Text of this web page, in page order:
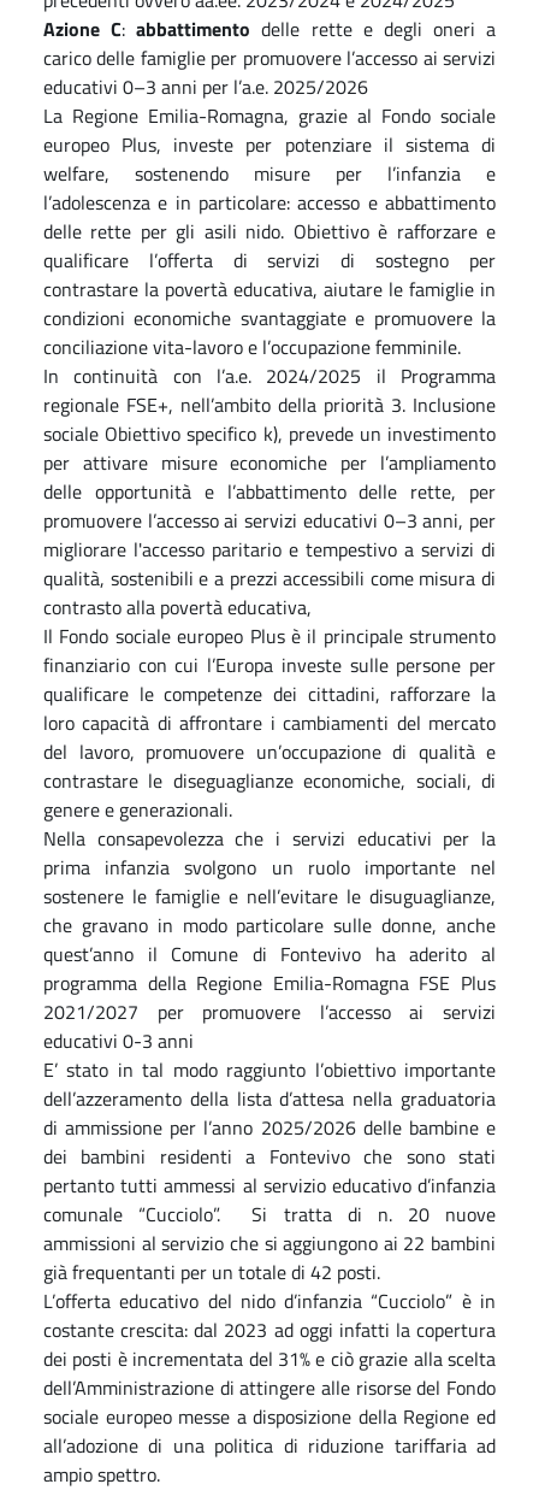
Azione C:abbattimento delle rette e degli oneri a
carico delle famiglie per promuovere l’accesso ai servizi
educativi 0–3 anni per l’a.e. 2025/2026
La Regione Emilia-Romagna, grazie al Fondo sociale
europeo Plus, investe per potenziare il sistema di
welfare, sostenendo misure per l’infanzia e
l’adolescenza e in particolare: accesso e abbattimento
delle rette per gli asili nido. Obiettivo è rafforzare e
qualificare l’offerta di servizi di sostegno per
contrastare la povertà educativa, aiutare le famiglie in
condizioni economiche svantaggiate e promuovere la
conciliazione vita-lavoro e l’occupazione femminile.
In continuità con l’a.e. 2024/2025 il Programma
regionale FSE+, nell’ambito della priorità 3. Inclusione
sociale Obiettivo specifico k), prevede un investimento
per attivare misure economiche per l’ampliamento
delle opportunità e l’abbattimento delle rette, per
promuovere l’accesso ai servizi educativi 0–3 anni, per
migliorare l'accesso paritario e tempestivo a servizi di
qualità, sostenibili e a prezzi accessibili come misura di
contrasto alla povertà educativa,
Il Fondo sociale europeo Plus è il principale strumento
finanziario con cui l’Europa investe sulle persone per
qualificare le competenze dei cittadini, rafforzare la
loro capacità di affrontare i cambiamenti del mercato
del lavoro, promuovere un’occupazione di qualità e
contrastare le diseguaglianze economiche, sociali, di
genere e generazionali.
Nella consapevolezza che i servizi educativi per la
prima infanzia svolgono un ruolo importante nel
sostenere le famiglie e nell’evitare le disuguaglianze,
che gravano in modo particolare sulle donne, anche
quest’anno il Comune di Fontevivo ha aderito al
programma della Regione Emilia-Romagna FSE Plus
2021/2027 per promuovere l’accesso ai servizi
educativi 0-3 anni
E’ stato in tal modo raggiunto l’obiettivo importante
dell’azzeramento della lista d’attesa nella graduatoria
di ammissione per l’anno 2025/2026 delle bambine e
dei bambini residenti a Fontevivo che sono stati
pertanto tutti ammessi al servizio educativo d’infanzia
comunale “Cucciolo”.
Si tratta di n. 20 nuove
ammissioni al servizio che si aggiungono ai 22 bambini
già frequentanti per un totale di 42 posti.
L’offerta educativo del nido d’infanzia “Cucciolo” è in
costante crescita: dal 2023 ad oggi infatti la copertura
dei posti è incrementata del 31% e ciò grazie alla scelta
dell’Amministrazione di attingere alle risorse del Fondo
sociale europeo messe a disposizione della Regione ed
all’adozione di una politica di riduzione tariffaria ad
ampio spettro.